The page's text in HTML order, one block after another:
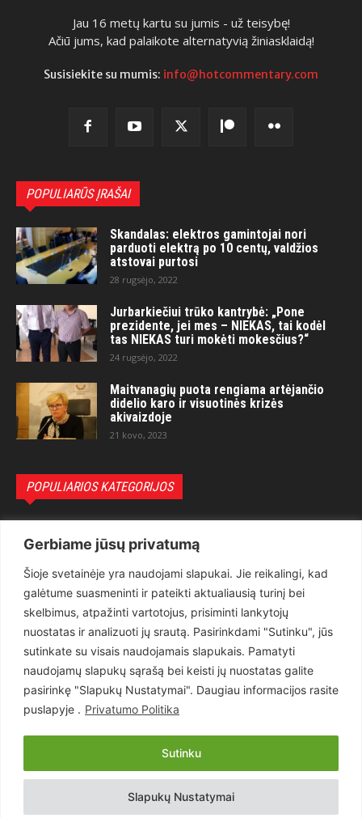
Gerbiame jūsų privatumą
Šioje svetainėje yra naudojami slapukai. Jie reikalingi, kad
galėtume suasmeninti ir pateikti aktualiausią turinį bei
skelbimus, atpažinti vartotojus, prisiminti lankytojų
nuostatas ir analizuoti jų srautą. Pasirinkdami "Sutinku", jūs
sutinkate su visais naudojamais slapukais. Pamatyti
naudojamų slapukų sąrašą bei keisti jų nuostatas galite
pasirinkę "Slapukų Nustatymai". Daugiau informacijos rasite
puslapyje . Privatumo Politika
Slapukų Nustatymai
Sutinku
Jau 16 metų kartu su jumis - už teisybę!
Ačiū jums, kad palaikote alternatyvią žiniasklaidą!
Susisiekite su mumis: info@hotcommentary.com
POPULIARŪS ĮRAŠAI
Skandalas: elektros gamintojai nori
parduoti elektrą po 10 centų, valdžios
atstovai purtosi
28 rugsėjo, 2022
Jurbarkiečiui trūko kantrybė: „Pone
prezidente, jei mes – NIEKAS, tai kodėl
tas NIEKAS turi mokėti mokesčius?“
24 rugsėjo, 2022
Maitvanagių puota rengiama artėjančio
didelio karo ir visuotinės krizės
akivaizdoje
21 kovo, 2023
POPULIARIOS KATEGORIJOS
Teisėsauga
1497
Aktualu
Lietuva
619
Pasaulis
Статьи на русском
Articles in english
Copyright © 2026 UAB „Goruva“. Visos teisės saugomos.